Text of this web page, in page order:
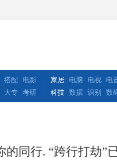
搭配
电影
大专 考研
家居 电脑 电视
电
科技 数据 识别 数
同行. “跨行打劫”